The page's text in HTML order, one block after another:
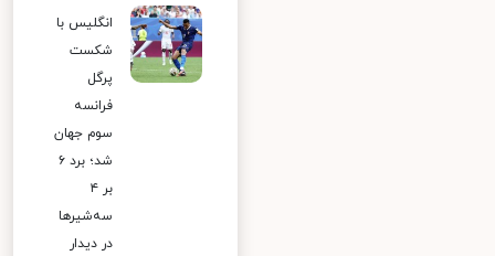
انگلیس با
شکست
پرگل
فرانسه
سوم جهان
شد؛ برد ۶
بر ۴
سه‌شیرها
در دیدار